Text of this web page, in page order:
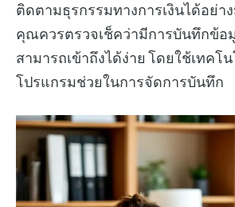
ติดตามธุรกรรมทางการเงินได้อย่า
คุณควรตรวจเช็คว่ามีการบันทึกข้อ
สามารถเข้าถึงได้ง่าย โดยใช้เทคโ
โปรแกรมช่วยในการจัดการบันทึก